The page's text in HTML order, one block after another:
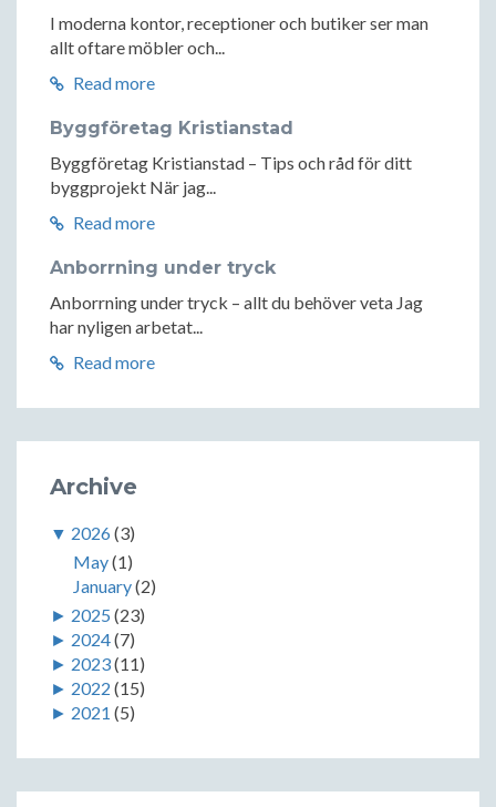
I moderna kontor, receptioner och butiker ser man
allt oftare möbler och...
Read more
Byggföretag Kristianstad
Byggföretag Kristianstad – Tips och råd för ditt
byggprojekt När jag...
Read more
Anborrning under tryck
Anborrning under tryck – allt du behöver veta Jag
har nyligen arbetat...
Read more
Archive
▼ 2026(3)
May(1)
January(2)
► 2025 (23)
► 2024(7)
► 2023(11)
► 2022 (15)
► 2021 (5)